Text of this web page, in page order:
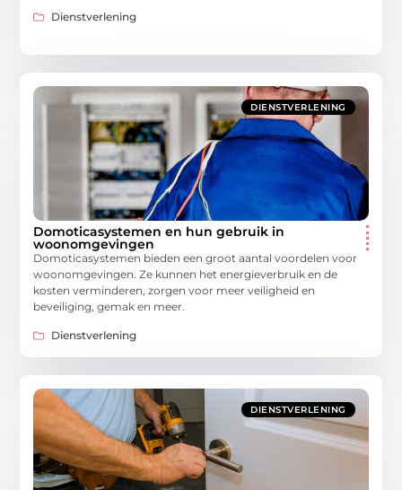
Dienstverlening
DIENSTVERLENING
Domoticasystemen en hun gebruik in
woonomgevingen
Domoticasystemen bieden een groot aantal voordelen voor
woonomgevingen. Ze kunnen het energieverbruik en de
kosten verminderen, zorgen voor meer veiligheid en
beveiliging, gemak en meer.
Dienstverlening
DIENSTVERLENING